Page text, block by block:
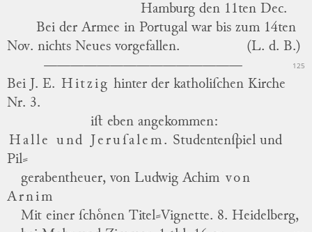
Hamburgden 11ten Dec.
Bei der Armee in Portugalwar bis zum 14ten
Nov. nichts Neues vorgefallen.
(L. d. B.)
125
Bei J. E. Hitzig hinter der katholiſchen Kirche
Nr. 3.
iſt eben angekommen:
Halle und Jeruſalem. Studentenſpiel und
Pil⸗
gerabentheuer, von Ludwig Achim von
Arnim
Mit einer ſchoͤnen Titel⸗Vignette. 8. Heidelberg,